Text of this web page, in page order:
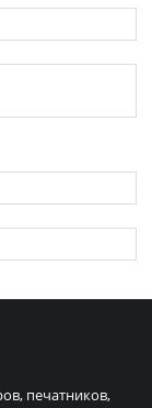
печатников,